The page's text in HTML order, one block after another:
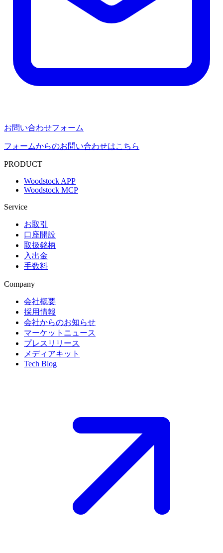
お問い合わせフォーム
フォームからのお問い合わせはこちら
PRODUCT
Woodstock APP
Woodstock MCP
Service
お取引
口座開設
取扱銘柄
入出金
手数料
Company
会社概要
採用情報
会社からのお知らせ
マーケットニュース
プレスリリース
メディアキット
Tech Blog